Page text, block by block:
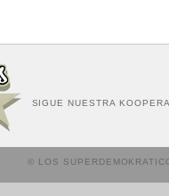
SIGUE NUESTRA
© LOS